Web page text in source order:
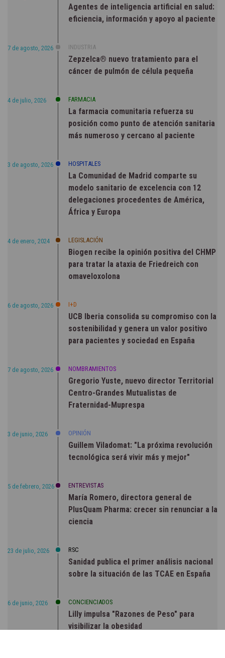
Agentes de inteligencia artificial en salud:
eficiencia, información y apoyo al paciente
7 de agosto, 2026 INDUSTRIA
Zepzelca® nuevo tratamiento para el
cáncer de pulmón de célula pequeña
4 de julio, 2026 FARMACIA
La farmacia comunitaria refuerza su
posición como punto de atención sanitaria
más numeroso y cercano al paciente
3 de agosto, 2026 HOSPITALES
La Comunidad de Madrid comparte su
modelo sanitario de excelencia con 12
delegaciones procedentes de América,
África y Europa
4 de enero, 2024 LEGISLACIÓN
Biogen recibe la opinión positiva del CHMP
para tratar la ataxia de Friedreich con
omaveloxolona
6 de agosto, 2026 I+D
UCB Iberia consolida su compromiso con la
sostenibilidad y genera un valor positivo
para pacientes y sociedad en España
7 de agosto, 2026 NOMBRAMIENTOS
Gregorio Yuste, nuevo director Territorial
Centro-Grandes Mutualistas de
Fraternidad-Muprespa
3 de junio, 2026 OPINIÓN
Guillem Viladomat: "La próxima revolución
tecnológica será vivir más y mejor"
5 de febrero, 2026 ENTREVISTAS
María Romero, directora general de
PlusQuam Pharma: crecer sin renunciar a la
ciencia
23 de julio, 2026 RSC
Sanidad publica el primer análisis nacional
sobre la situación de las TCAE en España
6 de junio, 2026 CONCIENCIADOS
Lilly impulsa "Razones de Peso" para
visibilizar la obesidad